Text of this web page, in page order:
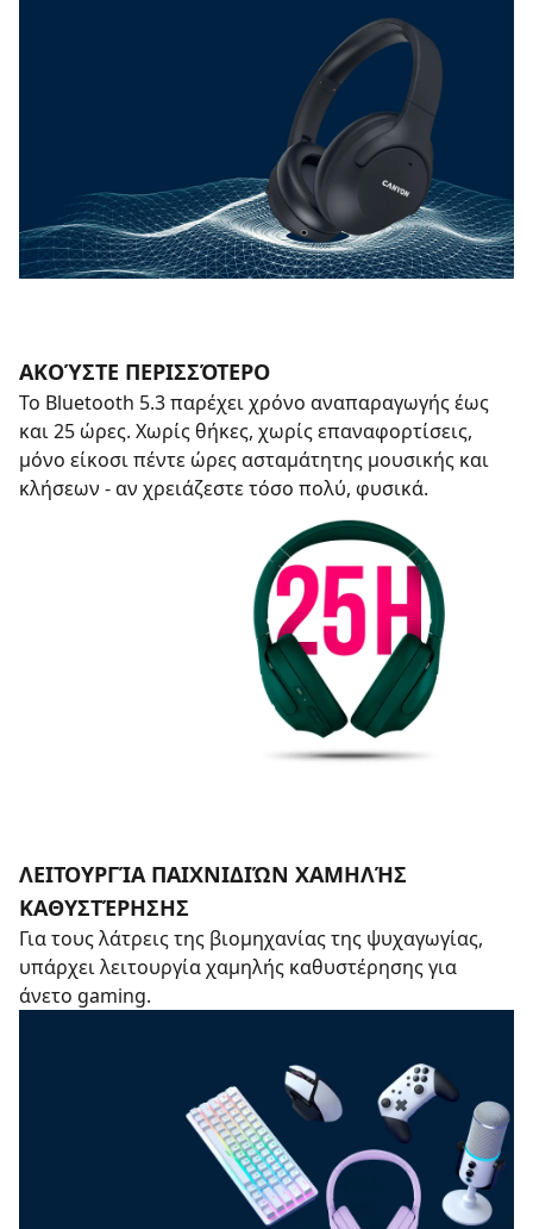
ΑΚΟΎΣΤΕ ΠΕΡΙΣΣΌΤΕΡΟ
Το Bluetooth 5.3 παρέχει χρόνο αναπαραγωγής έως
και 25 ώρες. Χωρίς θήκες, χωρίς επαναφορτίσεις,
μόνο είκοσι πέντε ώρες ασταμάτητης μουσικής και
κλήσεων - αν χρειάζεστε τόσο πολύ, φυσικά.
ΛΕΙΤΟΥΡΓΊΑ ΠΑΙΧΝΙΔΙΏΝ ΧΑΜΗΛΉΣ
ΚΑΘΥΣΤΈΡΗΣΗΣ
Για τους λάτρεις της βιομηχανίας της ψυχαγωγίας,
υπάρχει λειτουργία χαμηλής καθυστέρησης για
άνετο gaming.